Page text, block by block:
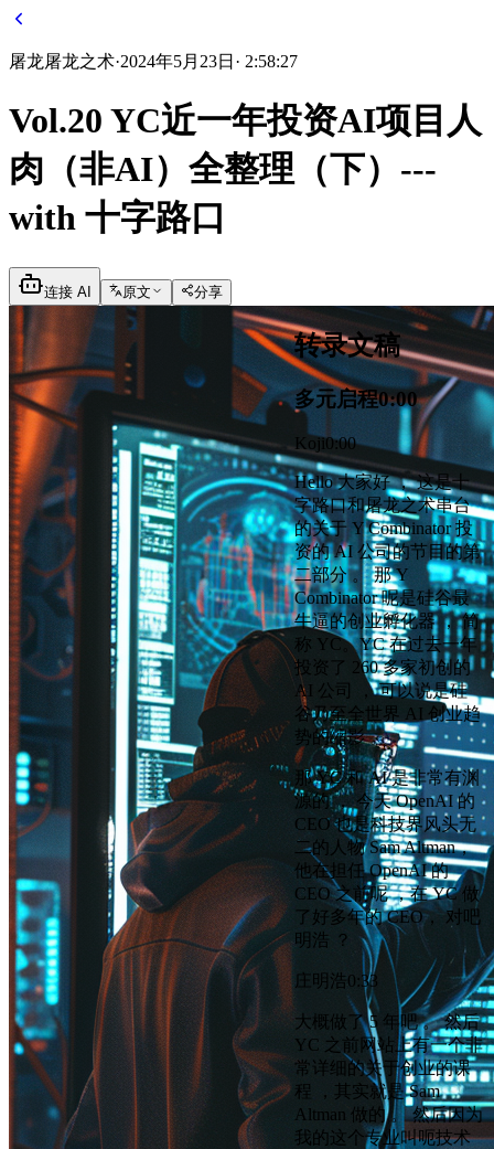
屠龙屠龙之术·2024年5月23日 · 2:58:27
Vol.20 YC近一年投资AI项目人
肉（非AI）全整理（下）---
with 十字路口
连接 AI 原文 分享
转录文稿
多元启程0:00
Koji0:00
Hello 大家好 ， 这是十
字路口和屠龙之术串台
的关于 Y Combinator 投
资的 AI 公司的节目的第
二部分 。 那 Y
Combinator 呢是硅谷最
牛逼的创业孵化器 ， 简
称 YC。YC 在过去一年
投资了 260 多家初创的
AI 公司 ， 可以说是硅
谷乃至全世界 AI 创业趋
势的缩影 。
那 YC 和 AI 是非常有渊
源的 ， 今天 OpenAI 的
CEO 也是科技界风头无
二的人物 Sam Altman，
他在担任 OpenAI 的
CEO 之前呢 ，在 YC 做
了好多年的 CEO， 对吧
明浩 ？
庄明浩0:33
大概做了 5 年吧 。 然后
YC 之前网站上有一个非
常详细的关于创业的课
程 ，其实就是 Sam
Altman 做的 。 然后因为
我的这个专业叫呃技术